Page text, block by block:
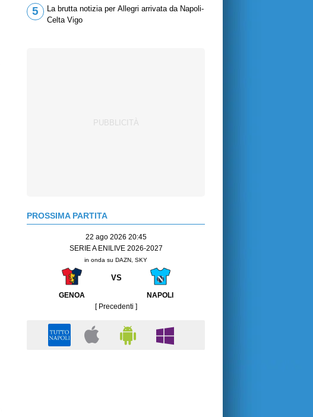
5
La brutta notizia per Allegri arrivata da Napoli-
Celta Vigo
PROSSIMA PARTITA
22 ago 2026 20:45
SERIE A ENILIVE 2026-2027
in onda su DAZN, SKY
VS
GENOA
NAPOLI
[ Precedenti ]